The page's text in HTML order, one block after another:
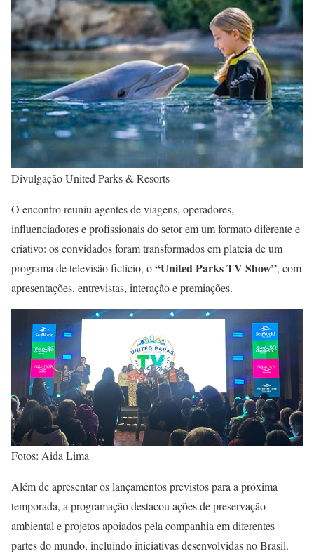
Divulgação United Parks & Resorts
O encontro reuniu agentes de viagens, operadores,
influenciadores e profissionais do setor em um formato diferente e
criativo: os convidados foram transformados em plateia de um
programa de televisão fictício, o“United Parks TV Show”, com
apresentações, entrevistas, interação e premiações.
Fotos: Aida Lima
Além de apresentar os lançamentos previstos para a próxima
temporada, a programação destacou ações de preservação
ambiental e projetos apoiados pela companhia em diferentes
partes do mundo, incluindo iniciativas desenvolvidas no Brasil.